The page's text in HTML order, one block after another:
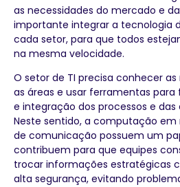
as necessidades do mercado e
importante integrar a tecnologia
cada setor, para que todos
na mesma velocidade.
O setor de TI precisa conhecer
as áreas e usar ferramentas
e integração dos processos e das
Neste sentido, a computação em
de comunicação possuem um
contribuem para que equipes
trocar informações estratégicas
alta segurança, evitando